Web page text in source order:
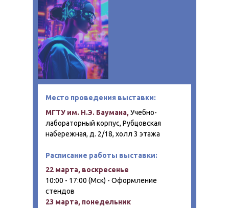
МГТУ им. Н.Э. Баумана, Учебно-
лабораторный корпус, Рубцовская
набережная, д. 2/18, холл 3 этажа
Место проведения выставки:
Расписание работы выставки:
22 марта, воскресенье
10:00 - 17:00 (Мск) - Оформление
стендов
23 марта, понедельник